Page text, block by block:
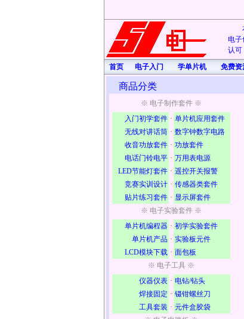
电子
认可
首页
电子入门 学单片机 免费资
商品分类
※ 电子制作套件 ※
入门初学套件 · 单片机应用套件
无线对讲话筒 · 数字钟数字电路
收音功放套件 · 功放套件
电话门铃电平 · 万用表电源
LED节能灯套件 · 遥控开关报警
竞赛实训设计 · 传感器类套件
贴片练习套件 · 显示屏套件
※ 电子实验套件 ※
单片机编程器 · 初学实验套件
单片机产品 · 实验板元件
LCD模块下载 · 面包板
※ 电子工具 ※
仪器仪表 · 电钻/钻头
焊接固定 · 镊钳螺丝刀
工具套装 · 元件盒胶袋